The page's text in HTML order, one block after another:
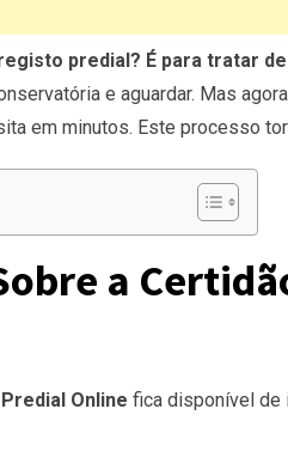
predial? É para tratar
e aguardar. Mas
em minutos. Este processo
a
Online fica disponível de